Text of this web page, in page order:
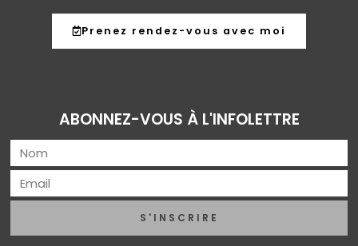
Prenez rendez-vous avec moi
ABONNEZ-VOUS À L'INFOLETTRE
S'INSCRIRE